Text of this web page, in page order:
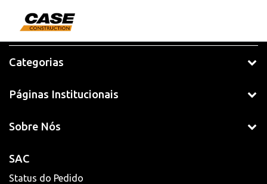
Categorias
Páginas Institucionais
Sobre Nós
SAC
Status do Pedido